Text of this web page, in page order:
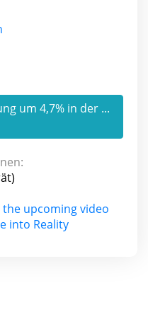
um 4,7% in der ...
the upcoming video
into Reality